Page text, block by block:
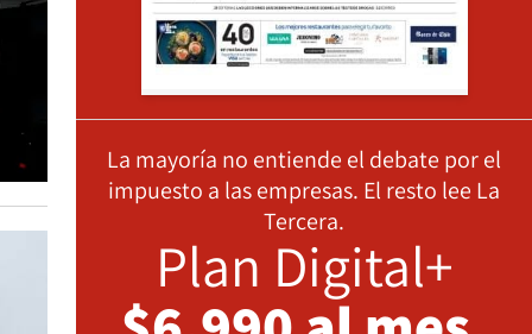
La mayoría no entiende el debate por el
impuesto a las empresas. El resto lee La
Tercera.
Plan Digital+